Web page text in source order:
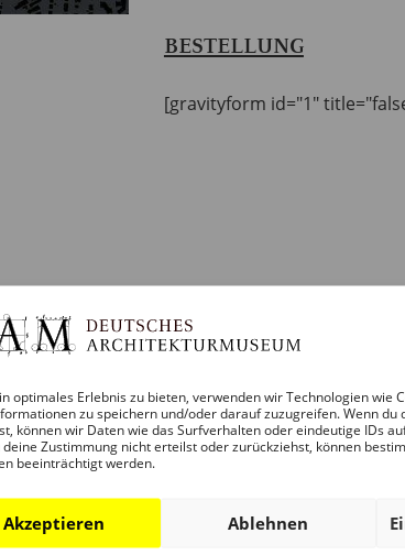
optimales Erlebnis zu bieten, verwenden wir Technologien wie
zu speichern und/oder darauf zuzugreifen. Wenn du
können wir Daten wie das Surfverhalten oder eindeutige IDs
deine Zustimmung nicht erteilst oder zurückziehst, können
beeinträchtigt werden.
Akzeptieren Ablehnen
BESTELLUNG
[gravityform id="1"